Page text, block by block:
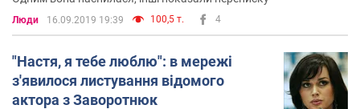
Люди 16.09.2019 19:39 100,5 т. 4
"Настя, я тебе люблю": в мережі
з'явилося листування відомого
актора з Заворотнюк